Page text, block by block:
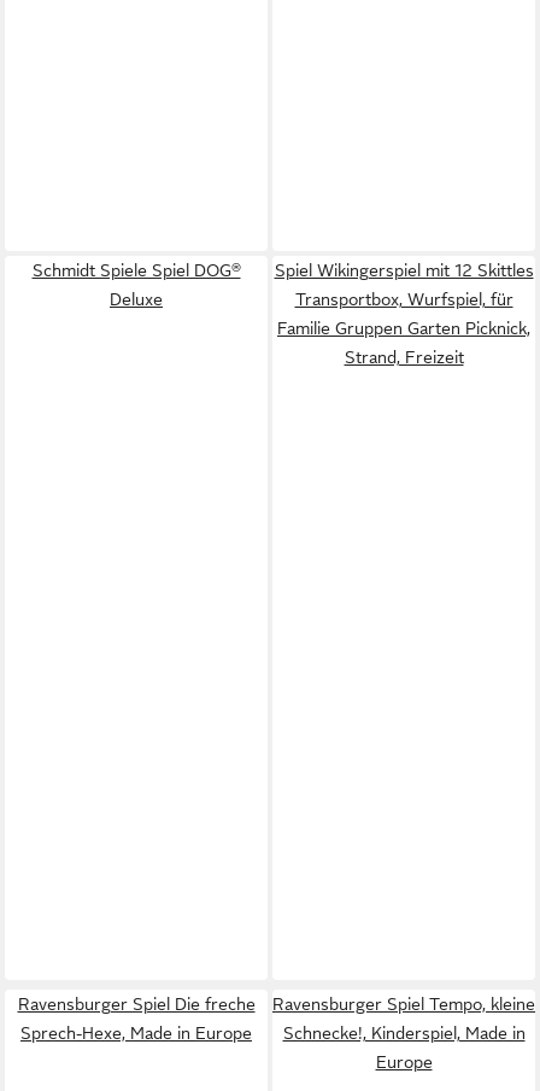
Schmidt Spiele Spiel DOG®
Deluxe
Spiel Wikingerspiel mit 12 Skittles
Transportbox, Wurfspiel, für
Familie Gruppen Garten Picknick,
Strand, Freizeit
Ravensburger Spiel Die freche
Sprech-Hexe, Made in Europe
Ravensburger Spiel Tempo, kleine
Schnecke!, Kinderspiel, Made in
Europe